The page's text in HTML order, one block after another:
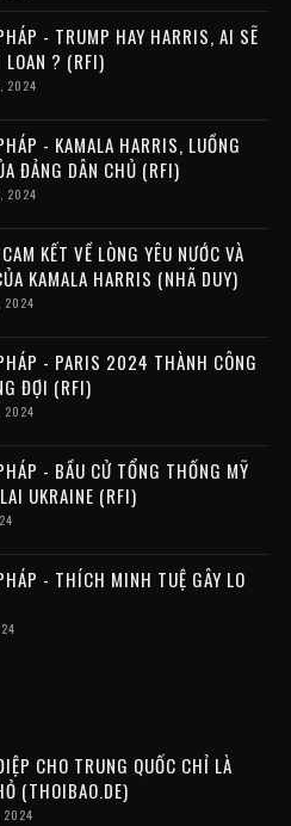
- TRUMP HAY HARRIS, AI SẼ
LOAN ? (RFI)
2024
- KAMALA HARRIS, LUỒNG
ĐẢNG DÂN CHỦ (RFI)
2024
KẾT VỀ LÒNG YÊU NƯỚC VÀ
KAMALA HARRIS (NHÃ DUY)
2024
- PARIS 2024 THÀNH CÔNG
ĐỢI (RFI)
2024
- BẦU CỬ TỔNG THỐNG MỸ
UKRAINE (RFI)
- THÍCH MINH TUỆ GÂY LO
CHO TRUNG QUỐC CHỈ LÀ
(THOIBAO.DE)
2024